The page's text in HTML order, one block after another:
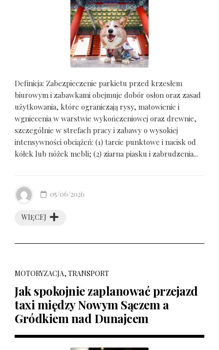
Definicja: Zabezpieczenie parkietu przed krzesłem
biurowym i zabawkami obejmuje dobór osłon oraz zasad
użytkowania, które ograniczają rysy, matowienie i
wgniecenia w warstwie wykończeniowej oraz drewnie,
szczególnie w strefach pracy i zabawy o wysokiej
intensywności obciążeń: (1) tarcie punktowe i nacisk od
kółek lub nóżek mebli; (2) ziarna piasku i zabrudzenia...
WIĘCEJ
05/06/2026
MOTORYZACJA, TRANSPORT
Jak spokojnie zaplanować przejazd
taxi między Nowym Sączem a
Gródkiem nad Dunajcem